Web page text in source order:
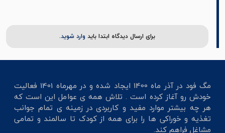
برای ارسال دیدگاه ابتدا باید وارد شوید.
مگ فود در آذر ماه 1400 ایجاد شده و در مهرماه 1401 فعالیت
خودش رو آغاز کرده است . تلاش همه ی عوامل این است که
هر چه بیشتر موارد مفید و کاربردی در زمینه ی تمام جوانب
تغذیه و خوراکی ها را برای همه از کودک تا سالمند و تمامی
مشاغل فراهم کند.